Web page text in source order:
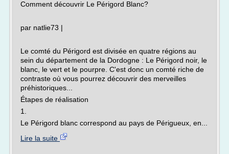
Comment découvrir Le Périgord Blanc?
par natlie73 |
Le comté du Périgord est divisée en quatre régions au
sein du département de la Dordogne : Le Périgord noir, le
blanc, le vert et le pourpre. C'est donc un comté riche de
contraste où vous pourrez découvrir des merveilles
préhistoriques...
Étapes de réalisation
1.
Le Périgord blanc correspond au pays de Périgueux, en...
Lire la suite